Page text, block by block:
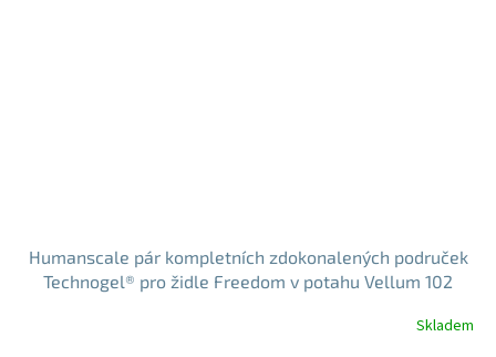
Humanscale pár kompletních zdokonalených područek
Technogel® pro židle Freedom v potahu Vellum 102
Skladem